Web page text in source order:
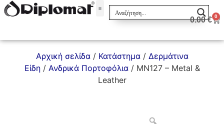
0.00€ 0
Αρχική σελίδα/ Κατάστημα/ Δερμάτινα
Είδη/ Ανδρικά Πορτοφόλια/ MN127 – Metal &
Leather